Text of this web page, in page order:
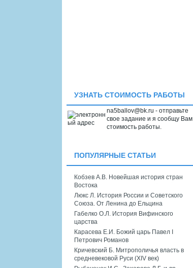
УЗНАТЬ СТОИМОСТЬ РАБОТЫ
na5ballov@bk.ru - отправьте
свое задание и я сообщу Вам
стоимость работы.
ПОПУЛЯРНЫЕ СТАТЬИ
Кобзев А.В. Новейшая история стран
Востока
Люкс Л. История России и Советского
Союза. От Ленина до Ельцина
Габелко О.Л. История Вифинского
царства
Карасева Е.И. Божий царь Павел I
Петрович Романов
Кричевский Б. Митрополичья власть в
средневековой Руси (XIV век)